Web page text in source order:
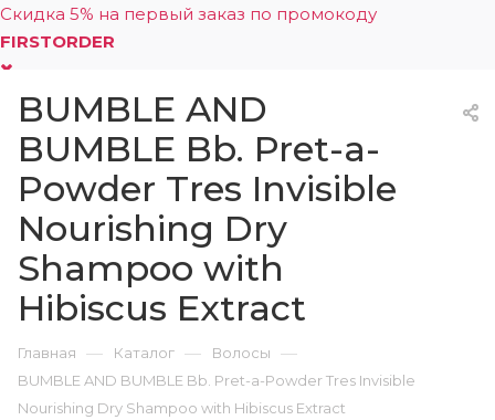
Скидка 5% на первый заказ по промокоду
FIRSTORDER
0
BUMBLE AND
BUMBLE Bb. Pret-a-
Powder Tres Invisible
Nourishing Dry
Shampoo with
Hibiscus Extract
Главная — Каталог — Волосы —
BUMBLE AND BUMBLE Bb. Pret-a-Powder Tres Invisible
Nourishing Dry Shampoo with Hibiscus Extract